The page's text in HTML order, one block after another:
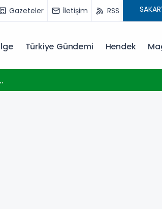
Gazeteler İletişim RSS
Türkiye Gündemi Hendek